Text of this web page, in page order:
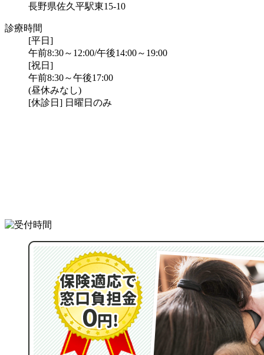
長野県佐久平駅東15-10
診療時間
[平日]
午前8:30～12:00/午後14:00～19:00
[祝日]
午前8:30～午後17:00
(昼休みなし)
[休診日] 日曜日のみ